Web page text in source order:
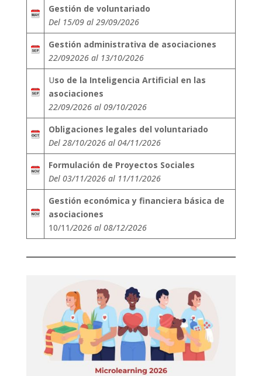
Gestión de voluntariado
Del 15/09 al 29/09/2026
Gestión administrativa de asociaciones
22/092026 al 13/10/2026
Uso de la Inteligencia Artificial en las
asociaciones
22/09/2026 al 09/10/2026
Obligaciones legales del voluntariado
Del 28/10/2026 al 04/11/2026
Formulación de Proyectos Sociales
Del 03/11/2026 al 11/11/2026
Gestión económica y financiera básica de
asociaciones
10/11/2026 al 08/12/2026